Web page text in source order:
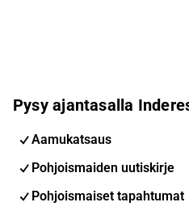
Pysy ajantasalla
Aamukatsaus
Pohjoismaiden uutiskirje
Pohjoismaiset tapahtumat